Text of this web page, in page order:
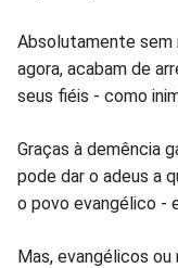
Absolutamente sem
agora, acabam de
seus fiéis - como
Graças à demência
pode dar o adeus a
o povo evangélico -
Mas, evangélicos